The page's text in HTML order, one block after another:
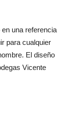
una referencia
para cualquier
El diseño
Vicente